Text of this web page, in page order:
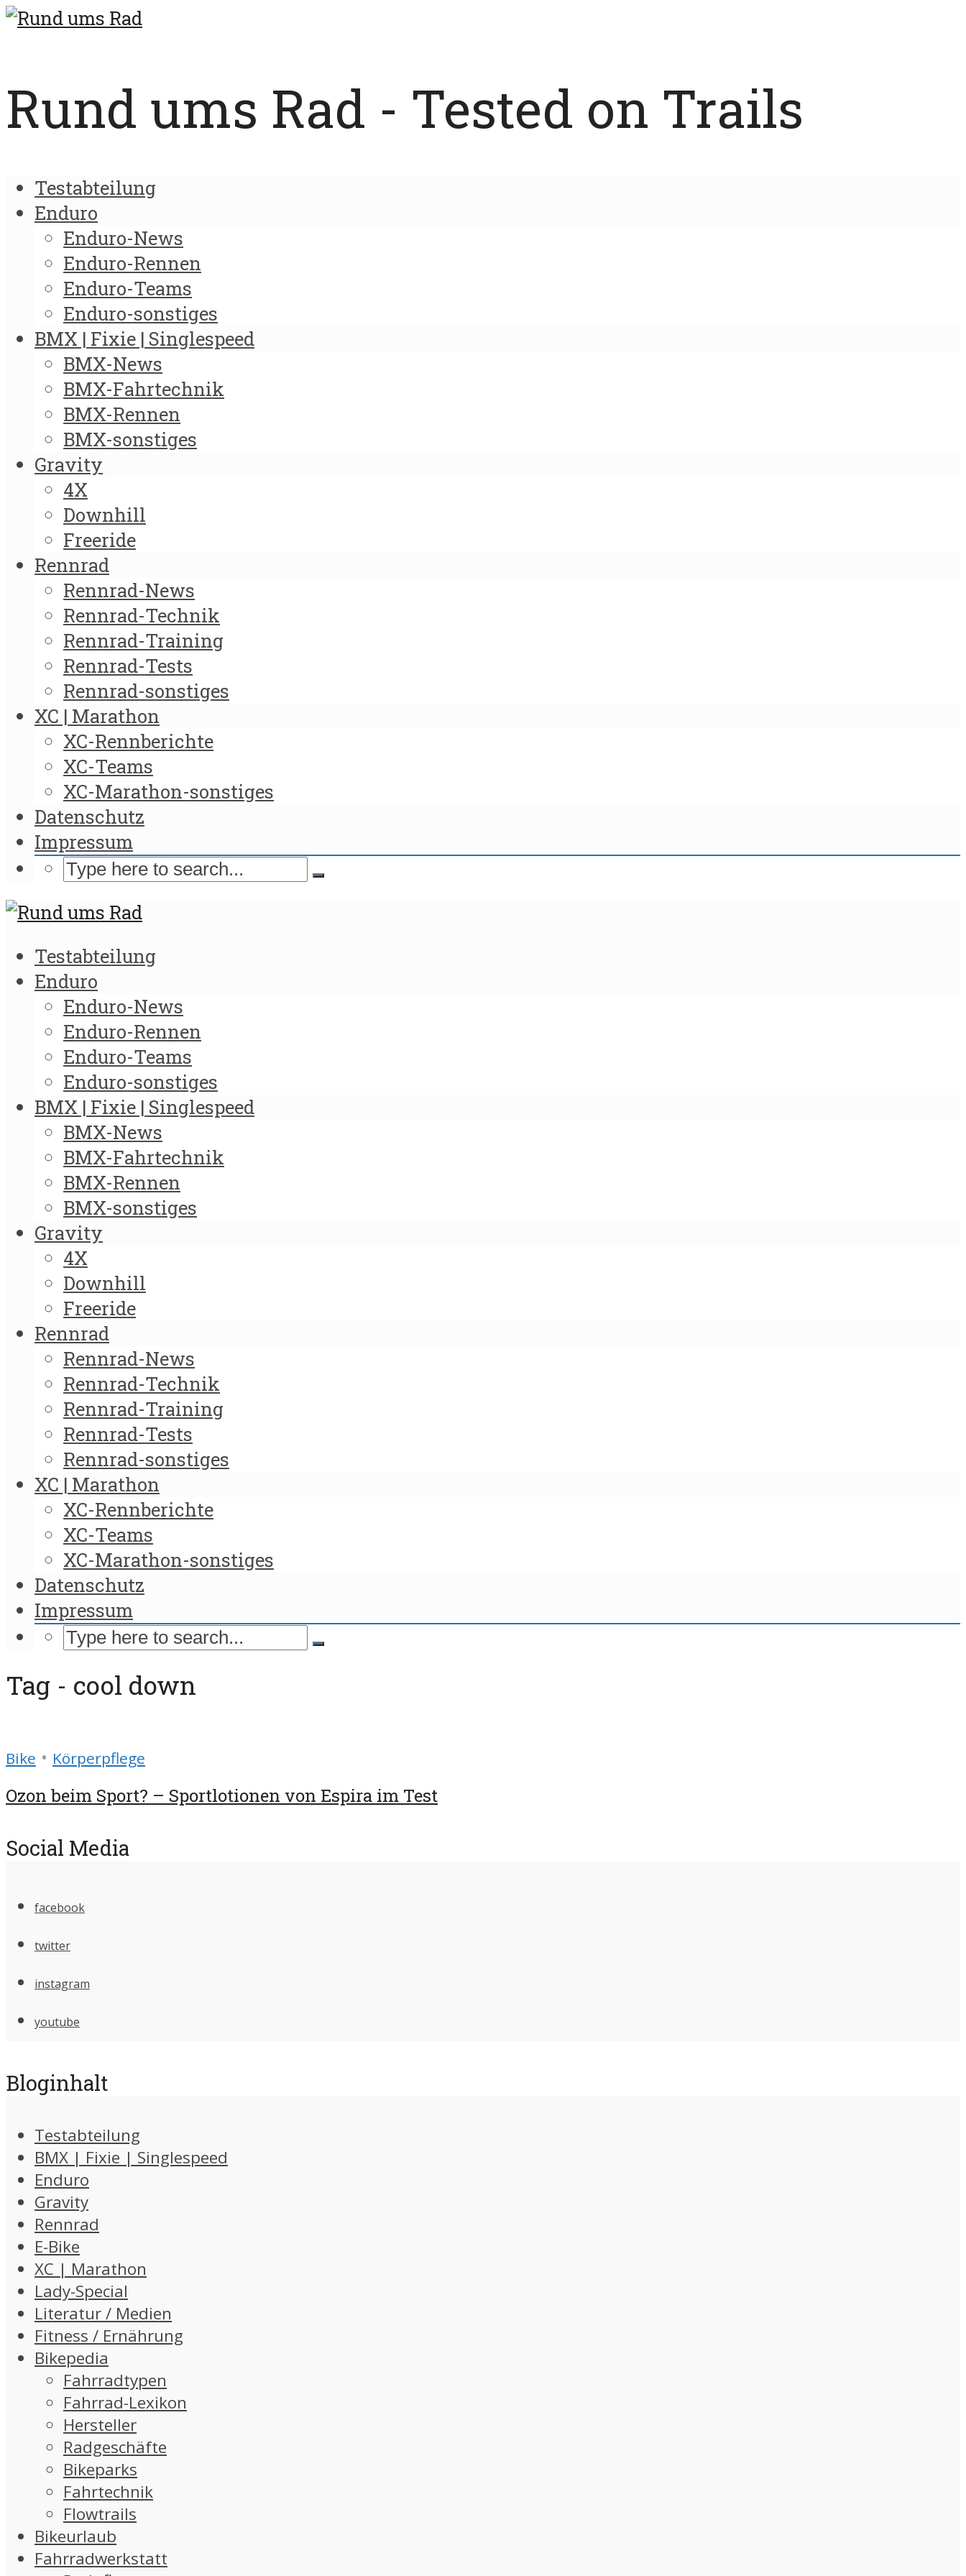
Rund ums Rad - Tested on Trails
Testabteilung
Enduro
Enduro-News
Enduro-Rennen
Enduro-Teams
Enduro-sonstiges
BMX | Fixie | Singlespeed
BMX-News
BMX-Fahrtechnik
BMX-Rennen
BMX-sonstiges
Gravity
4X
Downhill
Freeride
Rennrad
Rennrad-News
Rennrad-Technik
Rennrad-Training
Rennrad-Tests
Rennrad-sonstiges
XC | Marathon
XC-Rennberichte
XC-Teams
XC-Marathon-sonstiges
Datenschutz
Impressum
Testabteilung
Enduro
Enduro-News
Enduro-Rennen
Enduro-Teams
Enduro-sonstiges
BMX | Fixie | Singlespeed
BMX-News
BMX-Fahrtechnik
BMX-Rennen
BMX-sonstiges
Gravity
4X
Downhill
Freeride
Rennrad
Rennrad-News
Rennrad-Technik
Rennrad-Training
Rennrad-Tests
Rennrad-sonstiges
XC | Marathon
XC-Rennberichte
XC-Teams
XC-Marathon-sonstiges
Datenschutz
Impressum
Tag - cool down
Bike • Körperpflege
Ozon beim Sport? – Sportlotionen von Espira im Test
Social Media
facebook
twitter
instagram
youtube
Bloginhalt
Testabteilung
BMX | Fixie | Singlespeed
Enduro
Gravity
Rennrad
E-Bike
XC | Marathon
Lady-Special
Literatur / Medien
Fitness / Ernährung
Bikepedia
Fahrradtypen
Fahrrad-Lexikon
Hersteller
Radgeschäfte
Bikeparks
Fahrtechnik
Flowtrails
Bikeurlaub
Fahrradwerkstatt